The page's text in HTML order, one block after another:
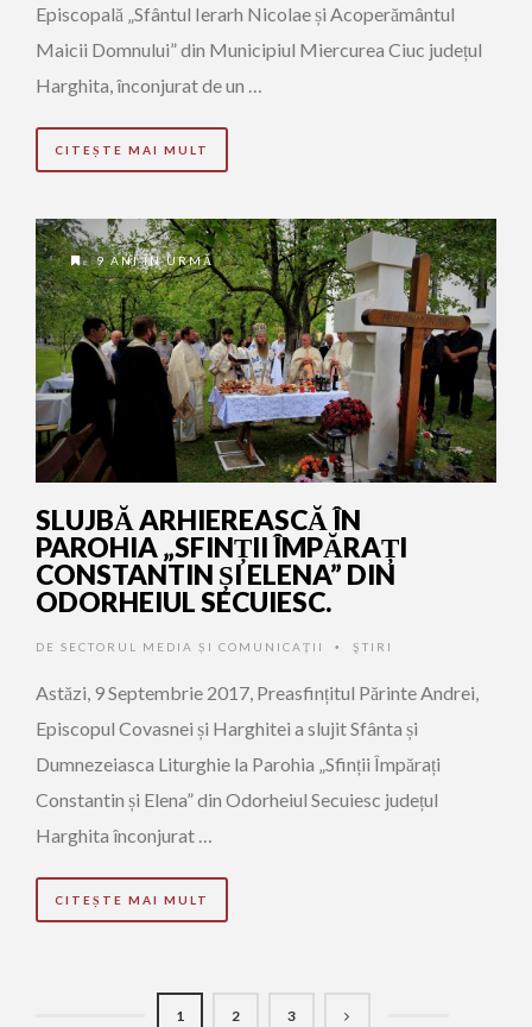
Episcopală „Sfântul Ierarh Nicolae și Acoperământul
Maicii Domnului” din Municipiul Miercurea Ciuc județul
Harghita, înconjurat de un …
CITEȘTE MAI MULT
9 ANI ÎN URMĂ
SLUJBĂ ARHIEREASCĂ ÎN
PAROHIA „SFINȚII ÎMPĂRAȚI
CONSTANTIN ȘI ELENA” DIN
ODORHEIUL SECUIESC.
DE SECTORUL MEDIA ȘI COMUNICAȚII • ŞTIRI
Astăzi, 9 Septembrie 2017, Preasfințitul Părinte Andrei,
Episcopul Covasnei și Harghitei a slujit Sfânta și
Dumnezeiasca Liturghie la Parohia „Sfinții Împărați
Constantin și Elena” din Odorheiul Secuiesc județul
Harghita înconjurat …
CITEȘTE MAI MULT
1 2 3